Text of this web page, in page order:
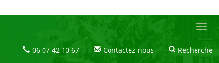
06 07 42 10 67 Contactez-nous Recherche